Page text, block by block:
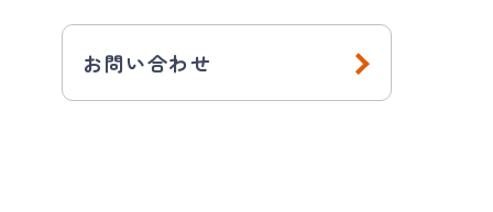
お問い合わせ